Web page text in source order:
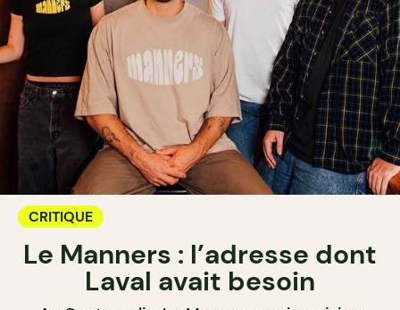
CRITIQUE
Le Manners : l’adresse dont
Laval avait besoin